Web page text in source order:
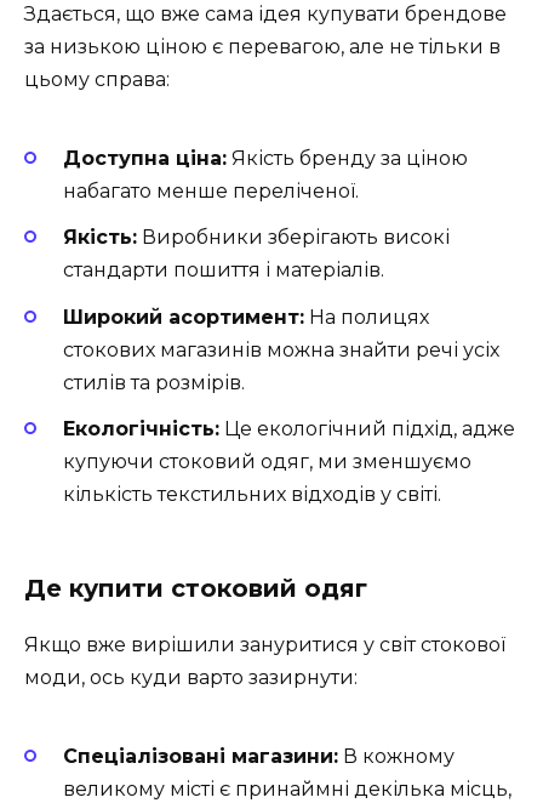
Здається, що вже сама ідея купувати брендове
за низькою ціною є перевагою, але не тільки в
цьому справа:
Доступна ціна: Якість бренду за ціною
набагато менше переліченої.
Якість: Виробники зберігають високі
стандарти пошиття і матеріалів.
Широкий асортимент: На полицях
стокових магазинів можна знайти речі усіх
стилів та розмірів.
Екологічність: Це екологічний підхід, адже
купуючи стоковий одяг, ми зменшуємо
кількість текстильних відходів у світі.
Де купити стоковий одяг
Якщо вже вирішили зануритися у світ стокової
моди, ось куди варто зазирнути:
Спеціалізовані магазини: В кожному
великому місті є принаймні декілька місць,